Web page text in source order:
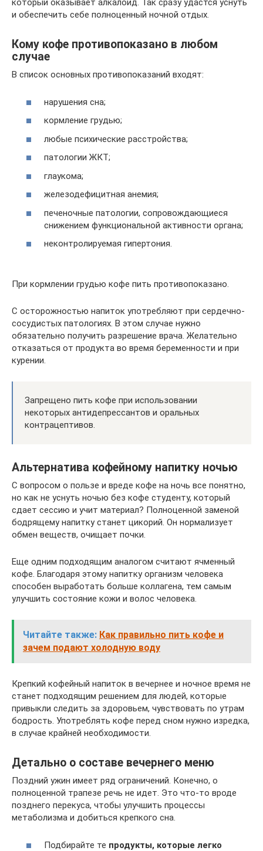
который оказывает алкалоид. Так сразу удастся уснуть
и обеспечить себе полноценный ночной отдых.
Кому кофе противопоказано в любом
случае
В список основных противопоказаний входят:
нарушения сна;
кормление грудью;
любые психические расстройства;
патологии ЖКТ;
глаукома;
железодефицитная анемия;
печеночные патологии, сопровождающиеся
снижением функциональной активности органа;
неконтролируемая гипертония.
При кормлении грудью кофе пить противопоказано.
С осторожностью напиток употребляют при сердечно-
сосудистых патологиях. В этом случае нужно
обязательно получить разрешение врача. Желательно
отказаться от продукта во время беременности и при
курении.
Запрещено пить кофе при использовании
некоторых антидепрессантов и оральных
контрацептивов.
Альтернатива кофейному напитку ночью
С вопросом о пользе и вреде кофе на ночь все понятно,
но как не уснуть ночью без кофе студенту, который
сдает сессию и учит материал? Полноценной заменой
бодрящему напитку станет цикорий. Он нормализует
обмен веществ, очищает почки.
Еще одним подходящим аналогом считают ячменный
кофе. Благодаря этому напитку организм человека
способен выработать больше коллагена, тем самым
улучшить состояние кожи и волос человека.
Читайте также: Как правильно пить кофе и
зачем подают холодную воду
Крепкий кофейный напиток в вечернее и ночное время не
станет подходящим решением для людей, которые
привыкли следить за здоровьем, чувствовать по утрам
бодрость. Употреблять кофе перед сном нужно изредка,
в случае крайней необходимости.
Детально о составе вечернего меню
Поздний ужин имеет ряд ограничений. Конечно, о
полноценной трапезе речь не идет. Это что-то вроде
позднего перекуса, чтобы улучшить процессы
метаболизма и добиться крепкого сна.
Подбирайте те продукты, которые легко